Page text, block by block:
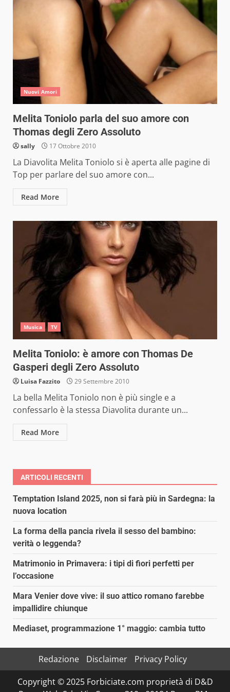
Nuovi Amori
Melita Toniolo parla del suo amore con
Thomas degli Zero Assoluto
sally 17 Ottobre 2010
La Diavolita Melita Toniolo si è aperta alle pagine di
Top per parlare del suo amore con...
Read More
Musica TV
Melita Toniolo: è amore con Thomas De
Gasperi degli Zero Assoluto
Luisa Fazzito 29 Settembre 2010
La bella Melita Toniolo non è più single e a
confessarlo è la stessa Diavolita durante un...
Read More
ARTICOLI RECENTI
Temptation Island 2025, non si farà più in Sardegna: la
nuova location
La forma della pancia rivela il sesso del bambino:
verità o leggenda?
Matrimonio in Primavera: i tipi di fiori perfetti per
l’occasione
Mara Venier dove vive: il suo attico romano farebbe
impallidire chiunque
Mediaset, programmazione 1° maggio: cambia tutto
Redazione Disclaimer
Privacy Policy
Copyright © 2025 Forbiciate.com proprietà di D&D